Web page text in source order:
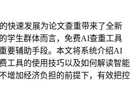
快速发展为论文查重带来了全新
学生群体而言，免费AI查重工具
要辅助手段。本文将系统介绍AI
工具的使用技巧以及如何解读智能
增加经济负担的前提下，有效把控